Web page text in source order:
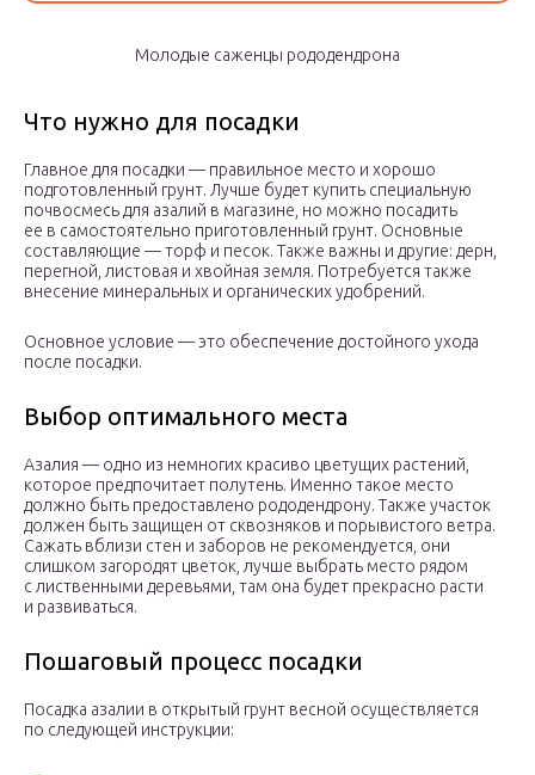
Молодые саженцы рододендрона
Что нужно для посадки
Главное для посадки — правильное место и хорошо
подготовленный грунт. Лучше будет купить специальную
почвосмесь для азалий в магазине, но можно посадить
ее в самостоятельно приготовленный грунт. Основные
составляющие — торф и песок. Также важны и другие: дерн,
перегной, листовая и хвойная земля. Потребуется также
внесение минеральных и органических удобрений.
Основное условие — это обеспечение достойного ухода
после посадки.
Выбор оптимального места
Азалия — одно из немногих красиво цветущих растений,
которое предпочитает полутень. Именно такое место
должно быть предоставлено рододендрону. Также участок
должен быть защищен от сквозняков и порывистого ветра.
Сажать вблизи стен и заборов не рекомендуется, они
слишком загородят цветок, лучше выбрать место рядом
с лиственными деревьями, там она будет прекрасно расти
и развиваться.
Пошаговый процесс посадки
Посадка азалии в открытый грунт весной осуществляется
по следующей инструкции: